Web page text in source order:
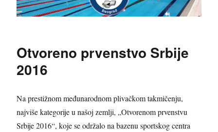
Otvoreno prvenstvo Srbije
2016
Na prestižnom međunarodnom plivačkom takmičenju,
najviše kategorije u našoj zemlji, „Otvorenom prvenstvu
Srbije 2016“, koje se održalo na bazenu sportskog centra